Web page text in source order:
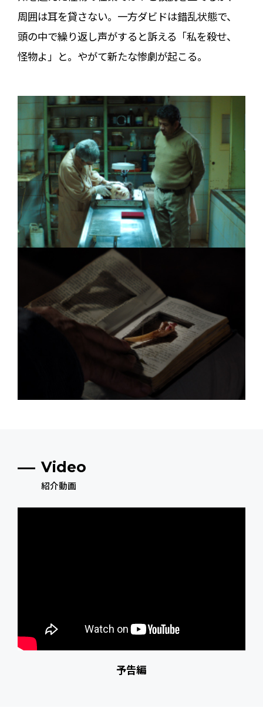
周囲は耳を貸さない。一方ダビドは錯乱状態で、
頭の中で繰り返し声がすると訴える「私を殺せ、
怪物よ」と。やがて新たな惨劇が起こる。
Video
紹介動画
予告編